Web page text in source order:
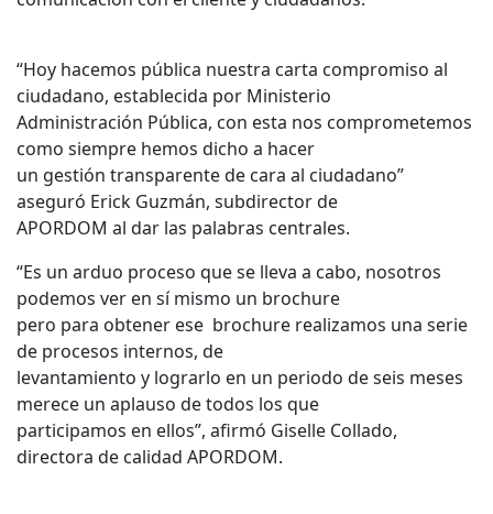
“Hoy hacemos pública nuestra carta compromiso al
ciudadano, establecida por Ministerio
Administración Pública, con esta nos comprometemos
como siempre hemos dicho a hacer
un gestión transparente de cara al ciudadano”
aseguró Erick Guzmán, subdirector de
APORDOM al dar las palabras centrales.
“Es un arduo proceso que se lleva a cabo, nosotros
podemos ver en sí mismo un brochure
pero para obtener ese brochure realizamos una serie
de procesos internos, de
levantamiento y lograrlo en un periodo de seis meses
merece un aplauso de todos los que
participamos en ellos”, afirmó Giselle Collado,
directora de calidad APORDOM.